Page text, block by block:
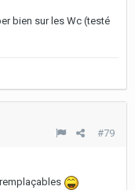
bien sur les Wc (testé
#79